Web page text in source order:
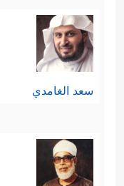
سعد الغامدي